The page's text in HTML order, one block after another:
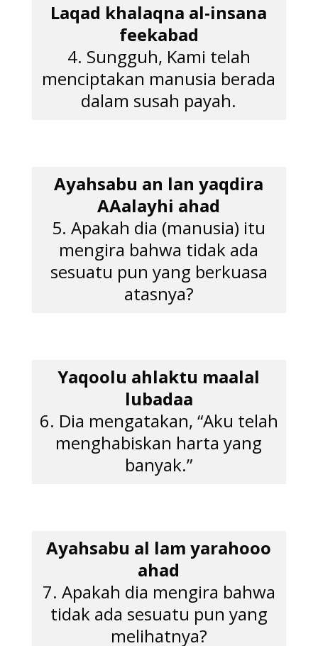
Laqad khalaqna al-insana
feekabad
4. Sungguh, Kami telah
menciptakan manusia berada
dalam susah payah.
Ayahsabu an lan yaqdira
AAalayhi ahad
5. Apakah dia (manusia) itu
mengira bahwa tidak ada
sesuatu pun yang berkuasa
atasnya?
Yaqoolu ahlaktu maalal
lubadaa
6. Dia mengatakan, “Aku telah
menghabiskan harta yang
banyak.”
Ayahsabu al lam yarahooo
ahad
7. Apakah dia mengira bahwa
tidak ada sesuatu pun yang
melihatnya?